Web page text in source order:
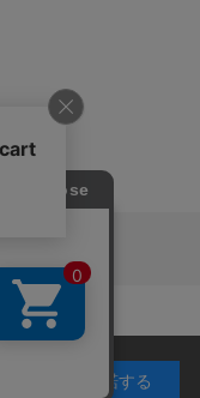
リ
承諾する